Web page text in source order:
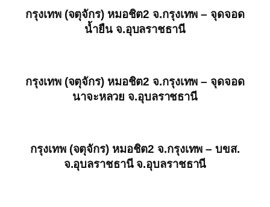
กรุงเทพ (จตุจักร) หมอชิต2 จ.กรุงเทพ – จุดจอด
น้ำยืน จ.อุบลราชธานี
กรุงเทพ (จตุจักร) หมอชิต2 จ.กรุงเทพ – จุดจอด
นาจะหลวย จ.อุบลราชธานี
กรุงเทพ (จตุจักร) หมอชิต2 จ.กรุงเทพ – บขส.
จ.อุบลราชธานี จ.อุบลราชธานี